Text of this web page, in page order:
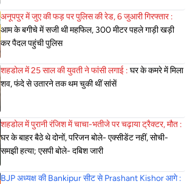
अनूपपुर में जुए की फड़ पर पुलिस की रेड, 6 जुआरी गिरफ्तार :
आम के बगीचे में सजी थी महफिल, 300 मीटर पहले गाड़ी खड़ी
कर पैदल पहुंची पुलिस
शहडोल में 25 साल की युवती ने फांसी लगाई : घर के कमरे में मिला
शव, फंदे से उतारने तक थम चुकी थीं सांसें
शहडोल में पुरानी रंजिश में चाचा-भतीजे पर चढ़ाया ट्रैक्टर, मौत :
घर के बाहर बैठे थे दोनों, परिजन बोले- एक्सीडेंट नहीं, सोची-
समझी हत्या; एसपी बोले- दबिश जारी
BJP अध्यक्ष की Bankipur सीट से Prashant Kishor आगे :